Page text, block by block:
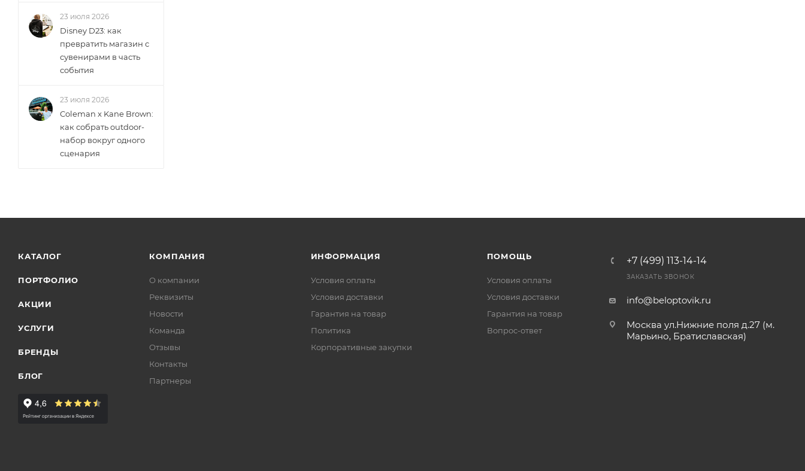
23 июля 2026
Disney D23: как
превратить магазин с
сувенирами в часть
события
23 июля 2026
Coleman x Kane Brown:
как собрать outdoor-
набор вокруг одного
сценария
КАТАЛОГ
ПОРТФОЛИО
АКЦИИ
УСЛУГИ
БРЕНДЫ
БЛОГ
КОМПАНИЯ
О компании
Реквизиты
Новости
Команда
Отзывы
Контакты
Партнеры
ИНФОРМАЦИЯ
Условия оплаты
Условия доставки
Гарантия на товар
Политика
Корпоративные закупки
ПОМОЩЬ
Условия оплаты
Условия доставки
Гарантия на товар
Вопрос-ответ
+7 (499) 113-14-14
ЗАКАЗАТЬ ЗВОНОК
info@beloptovik.ru
Москва ул.Нижние поля д.27 (м.
Марьино, Братиславская)